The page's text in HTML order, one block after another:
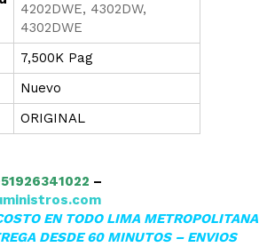
4202DWE, 4302DW,
4302DWE
7,500K Pag
Nuevo
ORIGINAL
–
EN TODO LIMA METROPOLITANA
DESDE 60 MINUTOS – ENVIOS